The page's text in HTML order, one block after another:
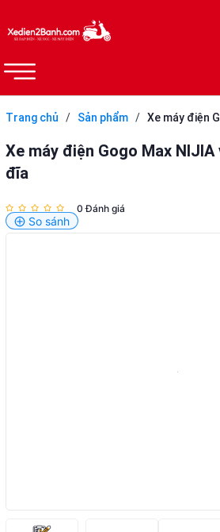
Trang chủ / Sản phẩm / Xe máy điện
Xe máy điện Gogo Max NIJIA
đĩa
0 Đánh giá
So sánh